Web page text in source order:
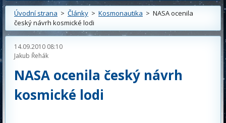
Úvodní strana > Články > Kosmonautika > NASA ocenila
český návrh kosmické lodi
14.09.2010 08:10
Jakub Řehák
NASA ocenila český návrh
kosmické lodi